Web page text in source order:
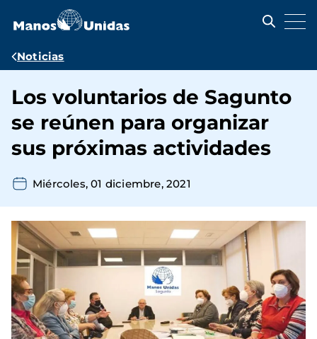
contenido
Ruta
navegación
Noticias
Los voluntarios de Sagunto
se reúnen para organizar
sus próximas actividades
Miércoles, 01 diciembre, 2021